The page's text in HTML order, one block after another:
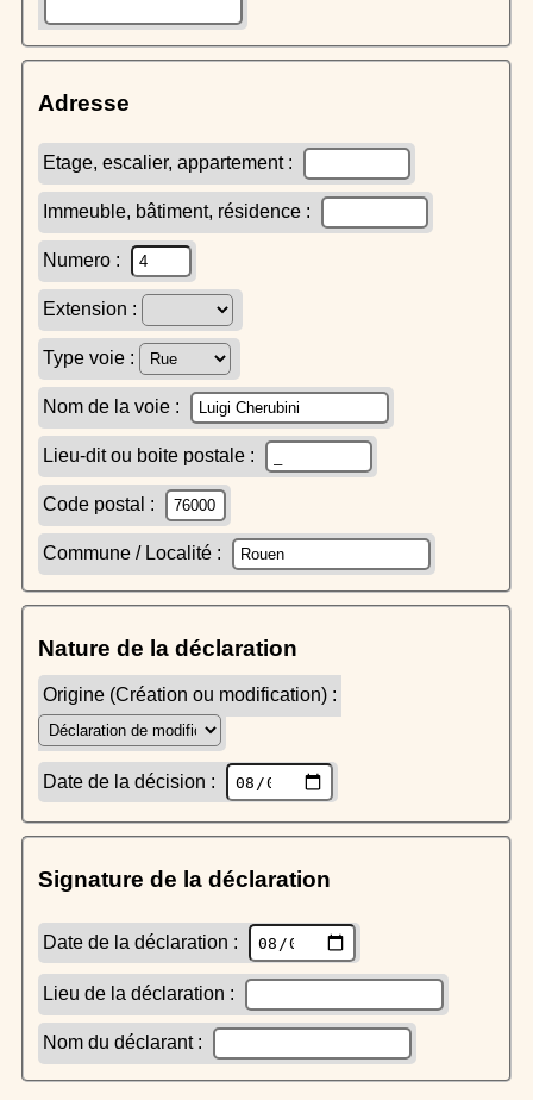
Adresse
Etage, escalier, appartement :
Immeuble, bâtiment, résidence :
Numero :
Extension :
Type voie :
Nom de la voie :
Lieu-dit ou boite postale :
Code postal :
Commune / Localité :
Nature de la déclaration
Origine (Création ou modification) :
Date de la décision :
Signature de la déclaration
Date de la déclaration :
Lieu de la déclaration :
Nom du déclarant :